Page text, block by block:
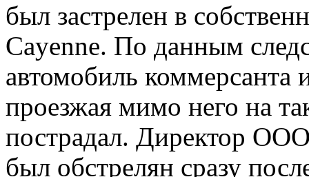
был застрелен в
Cayenne. По данным
автомобиль коммерсанта
проезжая мимо него на
пострадал. Директор
был обстрелян сразу